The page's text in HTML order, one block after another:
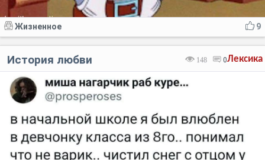
9
Жизненное
Лексика
148 0
История любви